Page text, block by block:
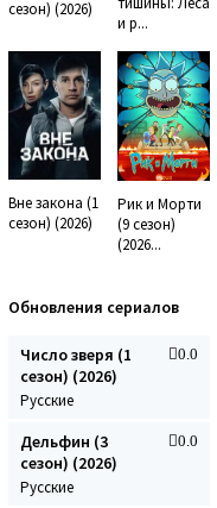
сезон) (2026)
и р...
Вне закона (1
сезон) (2026)
Рик и Морти
(9 сезон)
(2026...
Обновления сериалов
Число зверя (1
сезон) (2026)
Русские
0.0
Дельфин (3
сезон) (2026)
Русские
0.0